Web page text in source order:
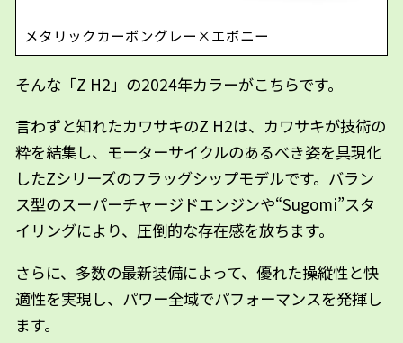
メタリックカーボングレー×エボニー
そんな「Z H2」の2024年カラーがこちらです。
言わずと知れたカワサキのZ H2は、カワサキが技術の
粋を結集し、モーターサイクルのあるべき姿を具現化
したZシリーズのフラッグシップモデルです。バラン
ス型のスーパーチャージドエンジンや“Sugomi”スタ
イリングにより、圧倒的な存在感を放ちます。
さらに、多数の最新装備によって、優れた操縦性と快
適性を実現し、パワー全域でパフォーマンスを発揮し
ます。